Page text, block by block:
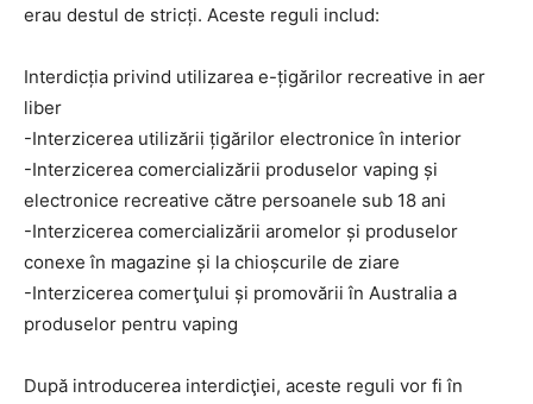
erau destul de stricți. Aceste reguli includ:
Interdicția privind utilizarea e-țigărilor recreative in aer
liber
-Interzicerea utilizării țigărilor electronice în interior
-Interzicerea comercializării produselor vaping și
electronice recreative către persoanele sub 18 ani
-Interzicerea comercializării aromelor și produselor
conexe în magazine și la chioșcurile de ziare
-Interzicerea comerţului și promovării în Australia a
produselor pentru vaping
După introducerea interdicţiei, aceste reguli vor fi în